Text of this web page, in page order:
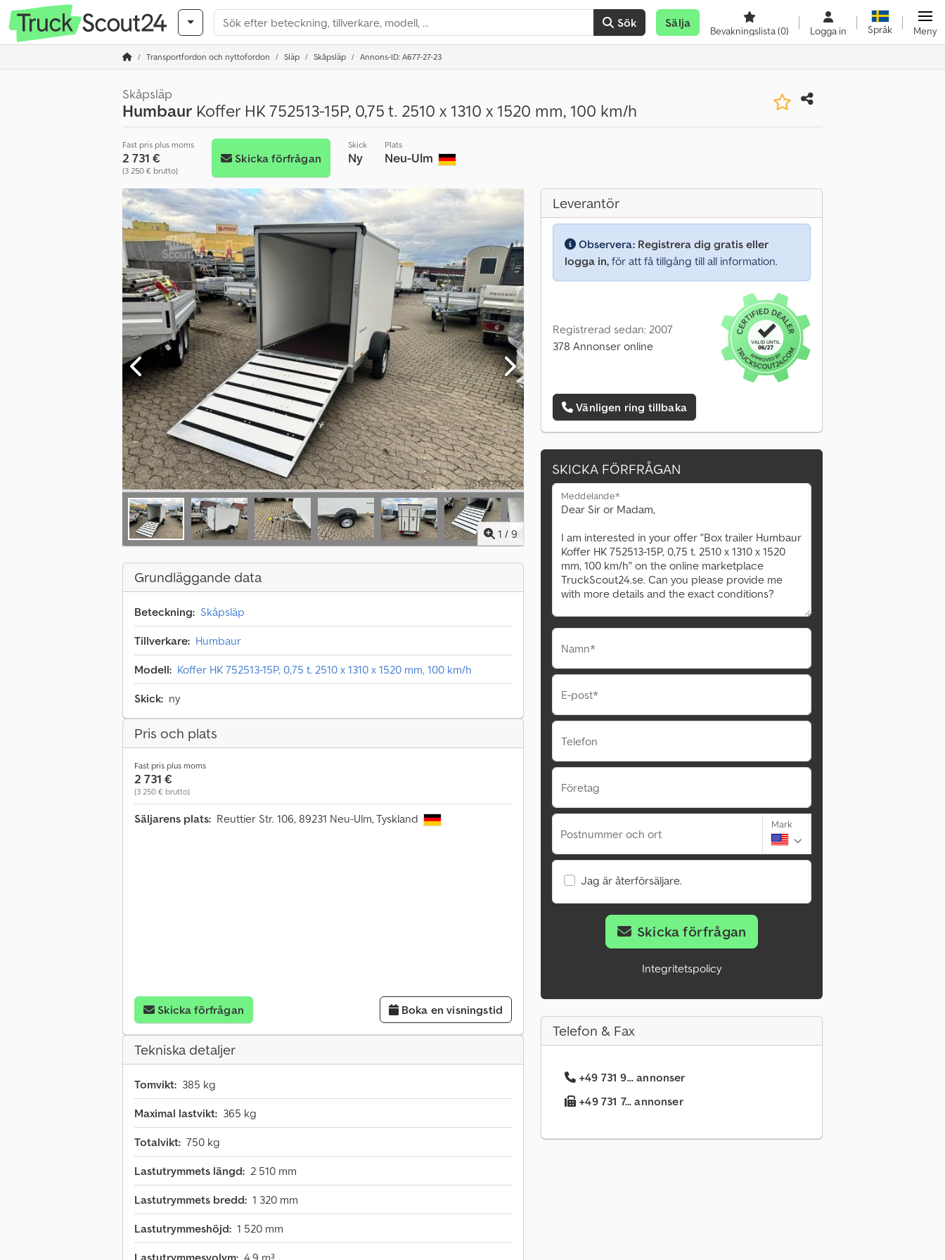
Sök Sälja
Bevakningslista(0) Logga in Språk Meny
Transportfordon och nyttofordon Släp Skåpsläp Annons-ID: A677-27-23
Skåpsläp
Humbaur Koffer HK 752513-15P, 0,75 t. 2510 x 1310 x 1520 mm, 100 km/h
Fast pris plus moms
2 731 €
(3 250 € brutto)
Skicka förfrågan
Skick
Ny
Plats
Neu-Ulm
1 / 9
Grundläggande data
Beteckning: Skåpsläp
Tillverkare: Humbaur
Modell: Koffer HK 752513-15P, 0,75 t. 2510 x 1310 x 1520 mm, 100 km/h
Skick: ny
Pris och plats
Fast pris plus moms
2 731 €
(3 250 € brutto)
Säljarens plats: Reuttier Str. 106, 89231 Neu-Ulm, Tyskland
Skicka förfrågan Boka en visningstid
Tekniska detaljer
Tomvikt: 385 kg
Maximal lastvikt: 365 kg
Totalvikt: 750 kg
Lastutrymmets längd: 2 510 mm
Lastutrymmets bredd: 1 320 mm
Lastutrymmeshöjd: 1 520 mm
Leverantör
Observera: Registrera dig gratis eller
logga in, för att få tillgång till all information.
Registrerad sedan: 2007
378 Annonser online
Vänligen ring tillbaka
SKICKA FÖRFRÅGAN
Meddelande*
Namn*
E-post*
Telefon
Företag
Postnummer och ort
Mark
Jag är återförsäljare.
Skicka förfrågan
Integritetspolicy
Telefon & Fax
+49 731 9... annonser
+49 731 7... annonser